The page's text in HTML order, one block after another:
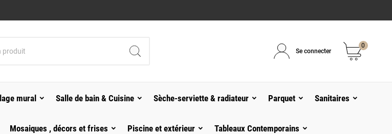
Se connecter
0
mural Salle de bain & Cuisine Sèche-serviette & radiateur Parquet Sanitaires
Mosaiques , décors et frises Piscine et extérieur Tableaux Contemporains